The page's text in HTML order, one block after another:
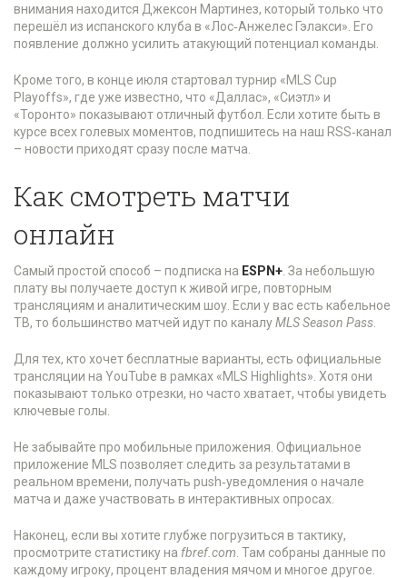
внимания находится Джексон Мартинез, который только что
перешёл из испанского клуба в «Лос‑Анжелес Гэлакси». Его
появление должно усилить атакующий потенциал команды.
Кроме того, в конце июля стартовал турнир «MLS Cup
Playoffs», где уже известно, что «Даллас», «Сиэтл» и
«Торонто» показывают отличный футбол. Если хотите быть в
курсе всех голевых моментов, подпишитесь на наш RSS‑канал
– новости приходят сразу после матча.
Как смотреть матчи
онлайн
Самый простой способ – подписка на ESPN+ . За небольшую
плату вы получаете доступ к живой игре, повторным
трансляциям и аналитическим шоу. Если у вас есть кабельное
ТВ, то большинство матчей идут по каналуMLS Season Pass
Для тех, кто хочет бесплатные варианты, есть официальные
трансляции на YouTube в рамках «MLS Highlights». Хотя они
показывают только отрезки, но часто хватает, чтобы увидеть
ключевые голы.
Не забывайте про мобильные приложения. Официальное
приложение MLS позволяет следить за результатами в
реальном времени, получать push‑уведомления о начале
матча и даже участвовать в интерактивных опросах.
Наконец, если вы хотите глубже погрузиться в тактику,
просмотрите статистику на fbref.com . Там собраны данные по
каждому игроку, процент владения мячом и многое другое.